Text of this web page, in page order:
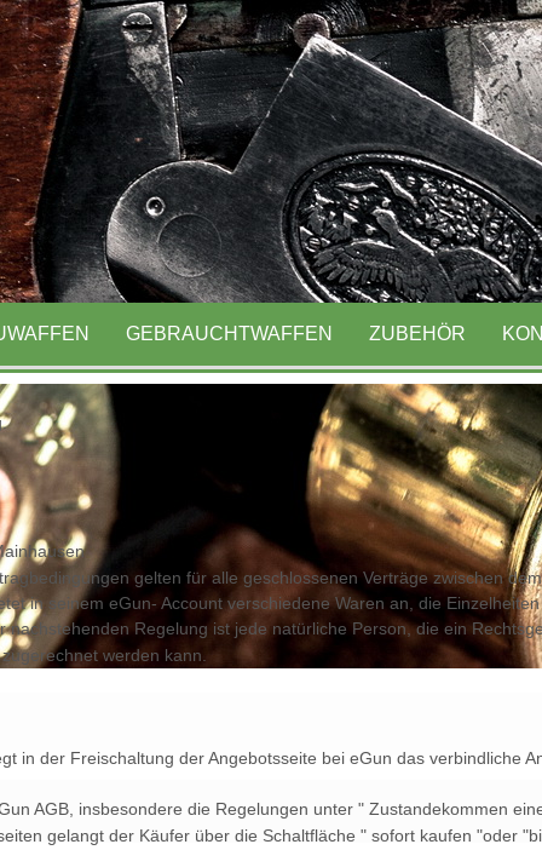
seit 1991
GEBRAUCHTWAFFEN ZUBEHÖR
gelten für alle geschlossenen Verträge zwischen
in seinem eGun- Account verschiedene Waren an, die
Regelung ist jede natürliche Person, die ein
werden kann.
in der Freischaltung der Angebotsseite bei eGun das verbindliche
AGB, insbesondere die Regelungen unter " Zustandekommen
gelangt der Käufer über die Schaltfläche " sofort kaufen "oder